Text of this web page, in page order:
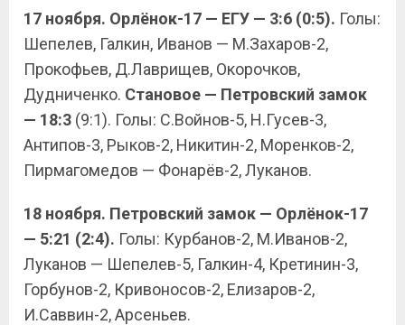
17 ноября. Орлёнок-17 — ЕГУ — 3:6 (0:5). Голы:
Шепелев, Галкин, Иванов — М.Захаров-2,
Прокофьев, Д.Лаврищев, Окорочков,
Дудниченко. Становое — Петровский замок
— 18:3 (9:1). Голы: С.Войнов-5, Н.Гусев-3,
Антипов-3, Рыков-2, Никитин-2, Моренков-2,
Пирмагомедов — Фонарёв-2, Луканов.
18 ноября. Петровский замок — Орлёнок-17
— 5:21 (2:4). Голы: Курбанов-2, М.Иванов-2,
Луканов — Шепелев-5, Галкин-4, Кретинин-3,
Горбунов-2, Кривоносов-2, Елизаров-2,
И.Саввин-2, Арсеньев.